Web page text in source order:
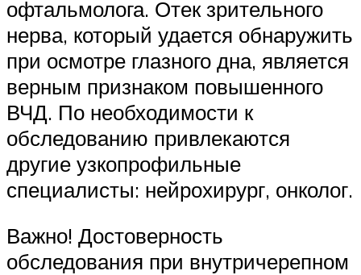
офтальмолога. Отек зрительного
нерва, который удается обнаружить
при осмотре глазного дна, является
верным признаком повышенного
ВЧД. По необходимости к
обследованию привлекаются
другие узкопрофильные
специалисты: нейрохирург, онколог.
Важно! Достоверность
обследования при внутричерепном